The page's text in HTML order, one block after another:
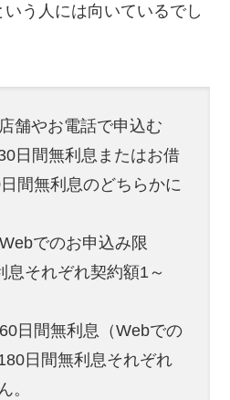
いう人には向いているでし
舗やお電話で申込む
日間無利息またはお借
間無利息のどちらかに
でのお申込み限
息それぞれ契約額1～
日間無利息（Webでの
日間無利息それぞれ
。